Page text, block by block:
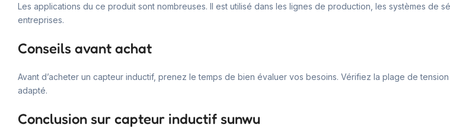
Les applications du ce produit sont nombreuses. Il est utilisé dans les lignes de production, les systèmes de
entreprises.
Conseils avant achat
Avant d’acheter un capteur inductif, prenez le temps de bien évaluer vos besoins. Vérifiez la plage de
adapté.
Conclusion sur capteur inductif sunwu